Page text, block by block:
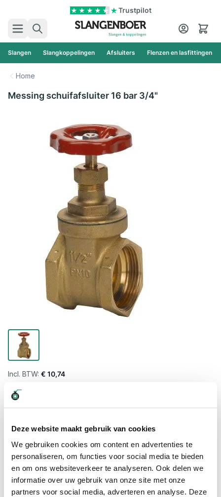
Deze website maakt gebruik van cookies
We gebruiken cookies om content en advertenties te
personaliseren, om functies voor social media te bieden
en om ons websiteverkeer te analyseren. Ook delen we
informatie over uw gebruik van onze site met onze
partners voor social media, adverteren en analyse. Deze
Trustpilot
Zoek
Cart
Slangen Slangkoppelingen Afsluiters Flenzen en lasfittingen
Home
Messing schuifafsluiter 16 bar 3/4"
€ 10,74
Levertijd wordt berekend...
15.000 producten uit voorraad
Hoge klantbeoordelingen: 9/10
Snelle levering
Snel naar